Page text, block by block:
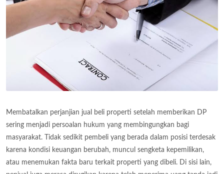
Membatalkan perjanjian jual beli properti setelah memberikan DP
sering menjadi persoalan hukum yang membingungkan bagi
masyarakat. Tidak sedikit pembeli yang berada dalam posisi terdesak
karena kondisi keuangan berubah, muncul sengketa kepemilikan,
atau menemukan fakta baru terkait properti yang dibeli. Di sisi lain,